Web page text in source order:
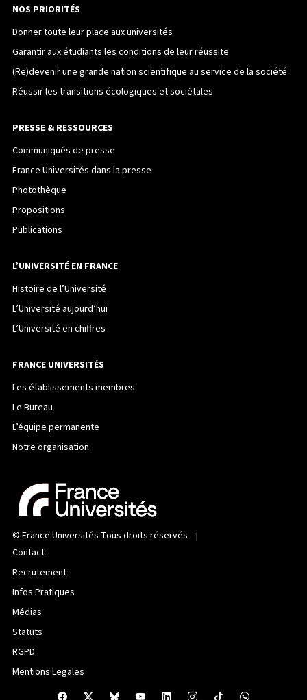
NOS PRIORITÉS
Donner toute leur place aux universités
Garantir aux étudiants les conditions de leur réussite
(Re)devenir une grande nation scientifique au service de la société
Réussir les transitions écologiques et sociétales
PRESSE & RESSOURCES
Communiqués de presse
France Universités dans la presse
Photothèque
Propositions
Publications
L’UNIVERSITÉ EN FRANCE
Histoire de l’Université
L’Université aujourd’hui
L’Université en chiffres
FRANCE UNIVERSITÉS
Les établissements membres
Le Bureau
L’équipe permanente
Notre organisation
© France Universités Tous droits réservés |
Contact
Recrutement
Infos Pratiques
Médias
Statuts
RGPD
Mentions Legales